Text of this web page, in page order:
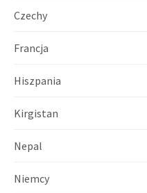
Czechy
Francja
Hiszpania
Kirgistan
Nepal
Niemcy